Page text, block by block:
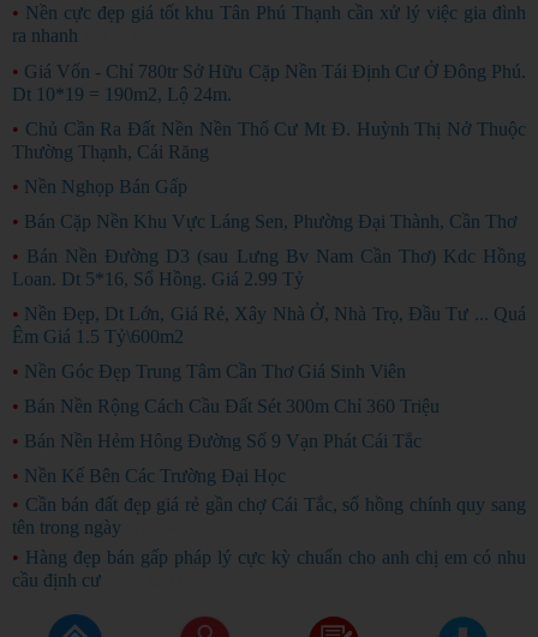
• Nền cực đẹp giá tốt khu Tân Phú Thạnh cần xử lý việc gia đình
ra nhanh
• Giá Vốn - Chỉ 780tr Sở Hữu Cặp Nền Tái Định Cư Ở Đông Phú.
Dt 10*19 = 190m2, Lộ 24m.
• Chủ Cần Ra Đất Nền Nền Thổ Cư Mt Đ. Huỳnh Thị Nở Thuộc
Thường Thạnh, Cái Răng
• Nền Nghọp Bán Gấp
• Bán Cặp Nền Khu Vực Láng Sen, Phường Đại Thành, Cần Thơ
• Bán Nền Đường D3 (sau Lưng Bv Nam Cần Thơ) Kdc Hồng
Loan. Dt 5*16, Sổ Hồng. Giá 2.99 Tỷ
• Nền Đẹp, Dt Lớn, Giá Rẻ, Xây Nhà Ở, Nhà Trọ, Đầu Tư ... Quá
Êm Giá 1.5 Tỷ\600m2
• Nền Góc Đẹp Trung Tâm Cần Thơ Giá Sinh Viên
• Bán Nền Rộng Cách Cầu Đất Sét 300m Chỉ 360 Triệu
• Bán Nền Hẻm Hông Đường Số 9 Vạn Phát Cái Tắc
• Nền Kế Bên Các Trường Đại Học
• Cần bán đất đẹp giá rẻ gần chợ Cái Tắc, sổ hồng chính quy sang
tên trong ngày
• Hàng đẹp bán gấp pháp lý cực kỳ chuẩn cho anh chị em có nhu
cầu định cư